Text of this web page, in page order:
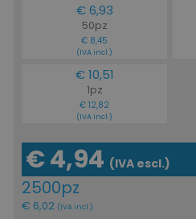
€ 6,93
50pz
€ 8,45
(IVA incl.)
€ 10,51
1pz
€ 12,82
(IVA incl.)
€ 4,94 (IVA escl.)
2500pz
€ 6,02 (IVA incl.)